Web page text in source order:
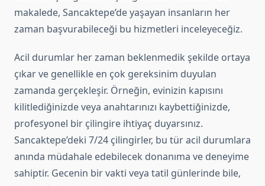
makalede, Sancaktepe’de yaşayan insanların her
zaman başvurabileceği bu hizmetleri inceleyeceğiz.
Acil durumlar her zaman beklenmedik şekilde ortaya
çıkar ve genellikle en çok gereksinim duyulan
zamanda gerçekleşir. Örneğin, evinizin kapısını
kilitlediğinizde veya anahtarınızı kaybettiğinizde,
profesyonel bir çilingire ihtiyaç duyarsınız.
Sancaktepe’deki 7/24 çilingirler, bu tür acil durumlara
anında müdahale edebilecek donanıma ve deneyime
sahiptir. Gecenin bir vakti veya tatil günlerinde bile,